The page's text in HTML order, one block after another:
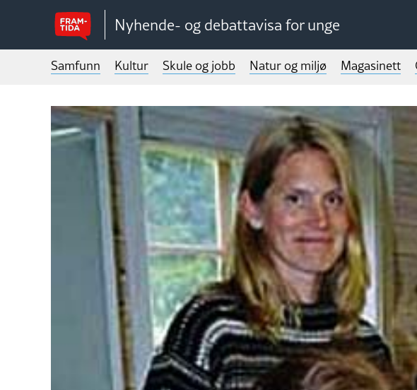
Nyhende- og debattavisa for unge
Samfunn Kultur Skule og jobb Natur og miljø Magasinett